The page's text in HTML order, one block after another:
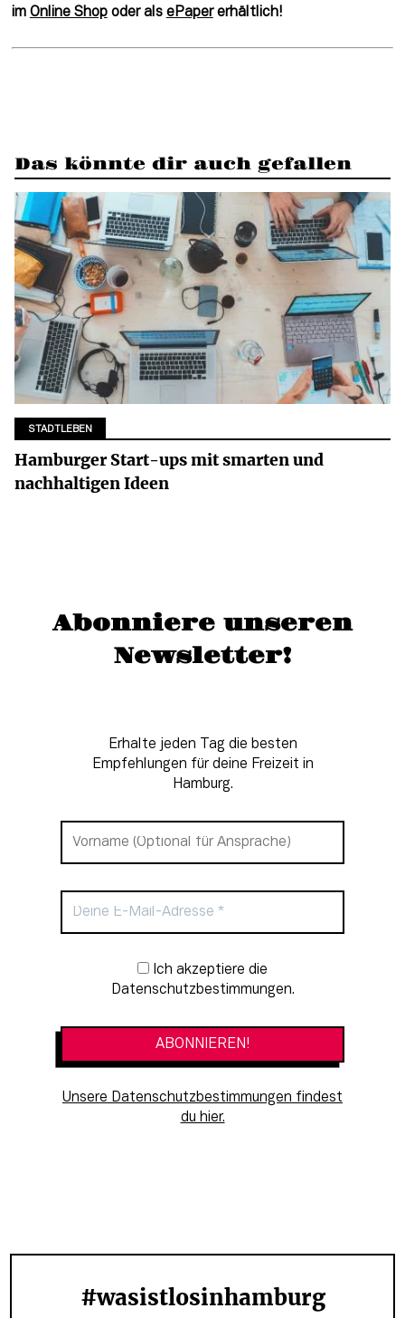
im Online Shop oder als ePaper erhältlich!
Das könnte dir auch gefallen
STADTLEBEN
Hamburger Start-ups mit smarten und
nachhaltigen Ideen
Abonniere unseren
Newsletter!
Erhalte jeden Tag die besten
Empfehlungen für deine Freizeit in
Hamburg.
Newsletter-Anmeldung
Datenschutzbestimmungen.
Unsere Datenschutzbestimmungen findest
du hier.
#wasistlosinhamburg